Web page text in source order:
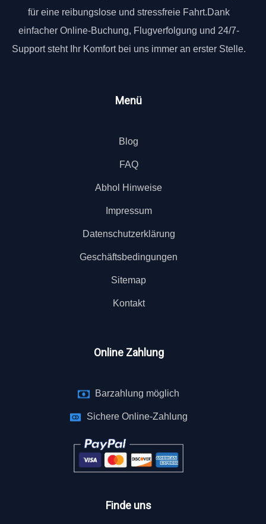
für eine reibungslose und stressfreie Fahrt.Dank
einfacher Online-Buchung, Flugverfolgung und 24/7-
Support steht Ihr Komfort bei uns immer an erster Stelle.
Menü
Blog
FAQ
Abhol Hinweise
Impressum
Datenschutzerklärung
Geschäftsbedingungen
Sitemap
Kontakt
Online Zahlung
Barzahlung möglich
Sichere Online-Zahlung
Finde uns